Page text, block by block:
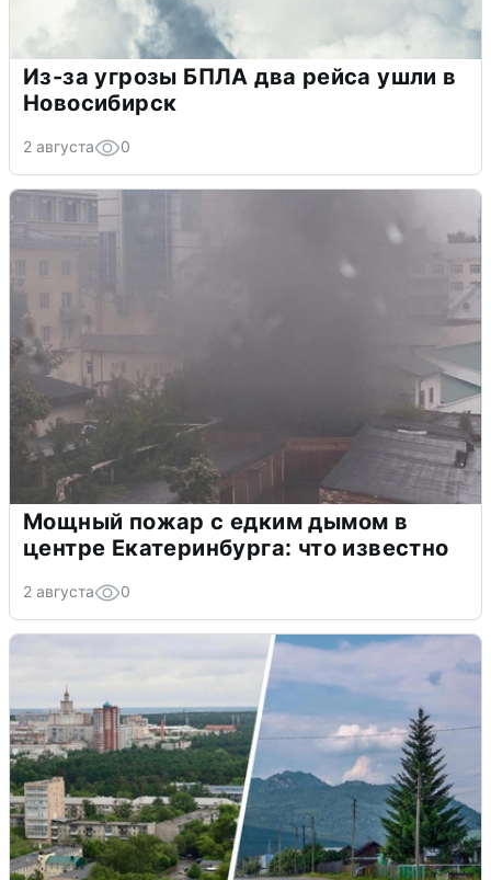
Из-за угрозы БПЛА два рейса ушли в
Новосибирск
2 августа 0
Мощный пожар с едким дымом в
центре Екатеринбурга: что известно
2 августа 0